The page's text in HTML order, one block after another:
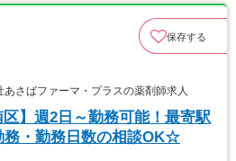
保存する
さばファーマ・プラスの薬剤師求人
区】週2日～勤務可能！最寄駅
務・勤務日数の相談OK☆